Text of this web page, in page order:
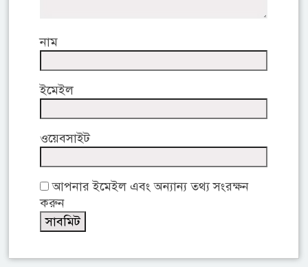
নাম
ইমেইল
ওয়েবসাইট
আপনার ইমেইল এবং অন্যান্য তথ্য সংরক্ষন
করুন